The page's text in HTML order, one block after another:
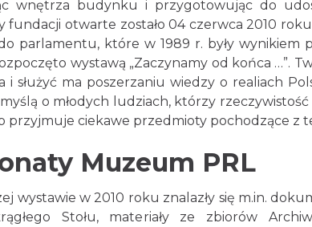
wnętrza budynku i przygotowując do
fundacji otwarte zostało 04 czerwca 2010
parlamentu, które w 1989 r. były wynikiem
wystawą „Zaczynamy od końca …”.
i służyć ma poszerzaniu wiedzy o realiach
myślą o młodych ludziach, którzy
przyjmuje ciekawe przedmioty pochodzące z
Muzeum PRL
wystawie w 2010 roku znalazły się m.in.
Stołu, materiały ze zbiorów